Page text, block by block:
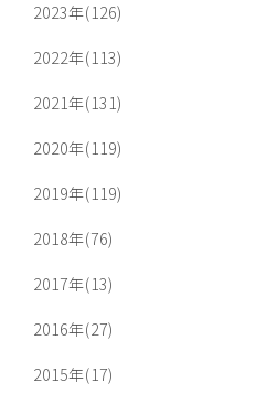
2023年(126)
2022年(113)
2021年(131)
2020年(119)
2019年(119)
2018年(76)
2017年(13)
2016年(27)
2015年(17)